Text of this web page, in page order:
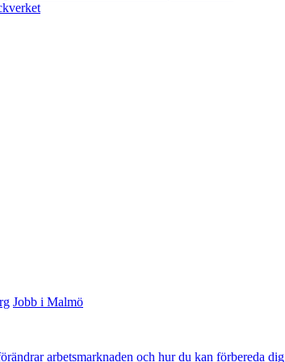
Jobb i Malmö
arbetsmarknaden och hur du kan förbereda dig